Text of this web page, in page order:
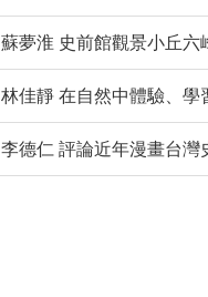
蘇夢淮 史前館觀景小丘六
林佳靜 在自然中體驗、學
李德仁 評論近年漫畫台灣